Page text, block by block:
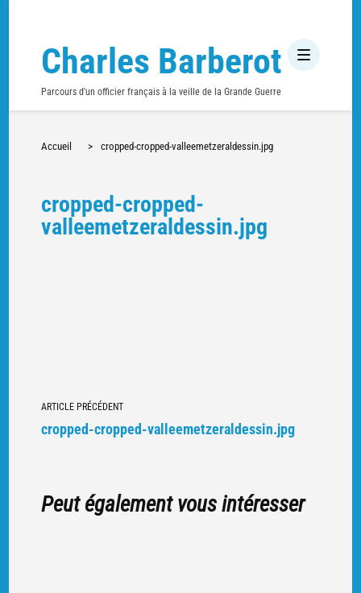
Charles Barberot
Parcours d'un officier français à la veille de la Grande Guerre
Accueil > cropped-cropped-valleemetzeraldessin.jpg
cropped-cropped-
valleemetzeraldessin.jpg
Navigation
vers
ARTICLE PRÉCÉDENT
cropped-cropped-valleemetzeraldessin.jpg
Peut également vous intéresser